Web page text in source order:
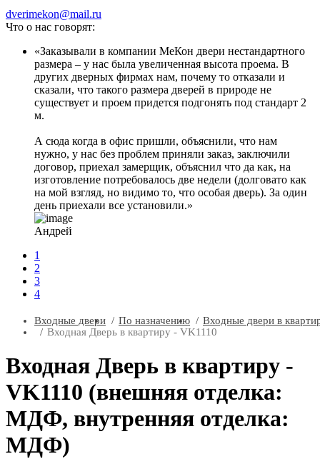
dverimekon@mail.ru
Что о нас говорят:
Заказывали в компании МеКон двери нестандартного
размера – у нас была увеличенная высота проема. В
других дверных фирмах нам, почему то отказали и
сказали, что такого размера дверей в природе не
существует и проем придется подгонять под стандарт 2
м.
А сюда когда в офис пришли, объяснили, что нам
нужно, у нас без проблем приняли заказ, заключили
договор, приехал замерщик, объяснил что да как, на
изготовление потребовалось две недели (долговато как
на мой взгляд, но видимо то, что особая дверь). За один
день приехали все установили.
Андрей
1
2
3
4
Входные двери По назначению
Входные двери в
Входная Дверь в квартиру - VK1110
Входная Дверь в квартиру -
VK1110 (внешняя отделка:
МДФ, внутренняя отделка:
МДФ)